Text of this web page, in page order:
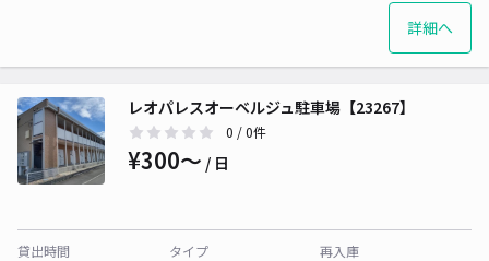
詳細へ
レオパレスオーベルジュ駐車場【23267】
0 / 0件
¥300〜 / 日
貸出時間
タイプ
再入庫